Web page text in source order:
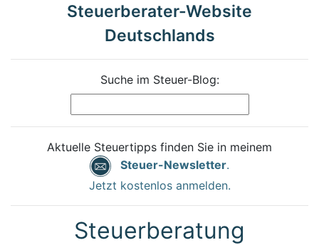
Steuerberater-Website
Deutschlands
Suche im Steuer-Blog:
Aktuelle Steuertipps finden Sie in meinem
Steuer-Newsletter.
Jetzt kostenlos anmelden.
Steuerberatung